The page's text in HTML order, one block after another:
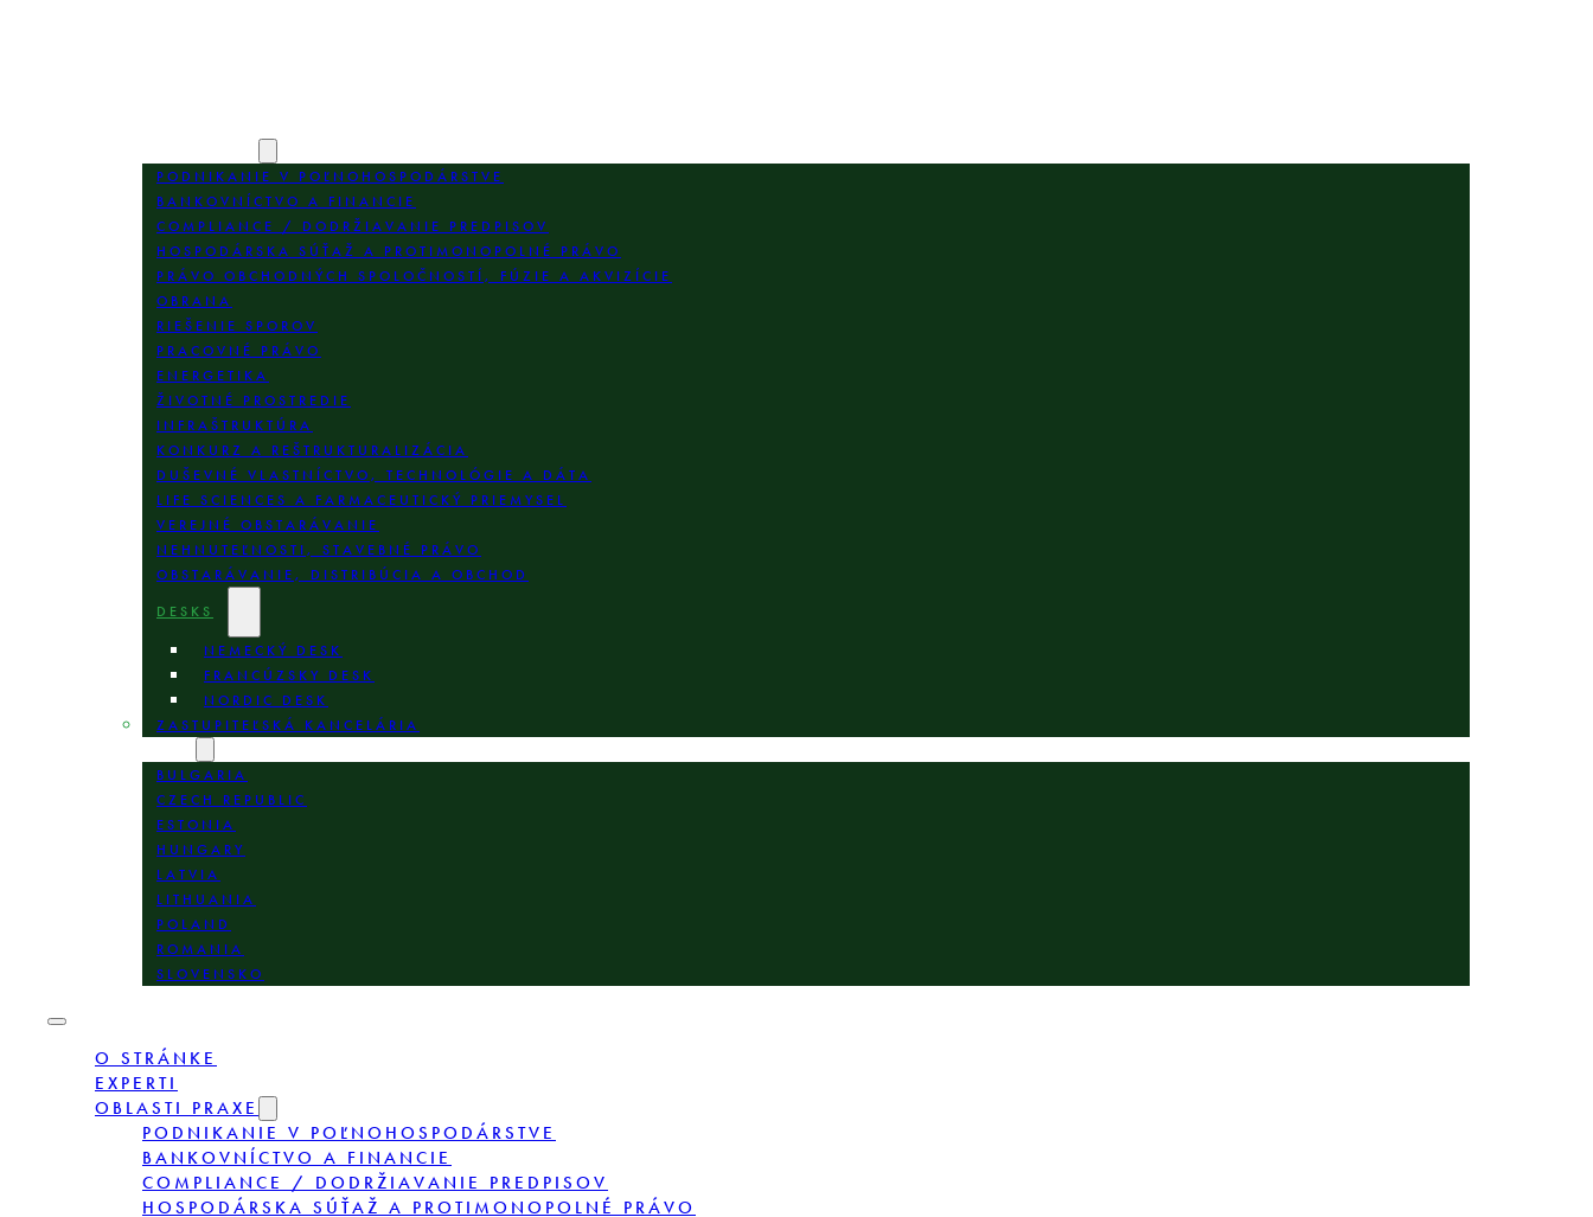
PODNIKANIE V POĽNOHOSPODÁRSTVE
BANKOVNÍCTVO A FINANCIE
COMPLIANCE / DODRŽIAVANIE PREDPISOV
HOSPODÁRSKA SÚŤAŽ A PROTIMONOPOLNÉ PRÁVO
PRÁVO OBCHODNÝCH SPOLOČNOSTÍ, FÚZIE A AKVIZÍCIE
OBRANA
RIEŠENIE SPOROV
PRACOVNÉ PRÁVO
ENERGETIKA
ŽIVOTNÉ PROSTREDIE
INFRAŠTRUKTÚRA
KONKURZ A REŠTRUKTURALIZÁCIA
DUŠEVNÉ VLASTNÍCTVO, TECHNOLÓGIE A DÁTA
LIFE SCIENCES A FARMACEUTICKÝ PRIEMYSEL
VEREJNÉ OBSTARÁVANIE
NEHNUTEĽNOSTI, STAVEBNÉ PRÁVO
OBSTARÁVANIE, DISTRIBÚCIA A OBCHOD
DESKS
NEMECKÝ DESK
FRANCÚZSKY DESK
NORDIC DESK
ZASTUPITEĽSKÁ KANCELÁRIA
BULGARIA
CZECH REPUBLIC
ESTONIA
HUNGARY
LATVIA
LITHUANIA
POLAND
ROMANIA
SLOVENSKO
O STRÁNKE
EXPERTI
OBLASTI PRAXE
PODNIKANIE V POĽNOHOSPODÁRSTVE
BANKOVNÍCTVO A FINANCIE
COMPLIANCE / DODRŽIAVANIE PREDPISOV
HOSPODÁRSKA SÚŤAŽ A PROTIMONOPOLNÉ PRÁVO